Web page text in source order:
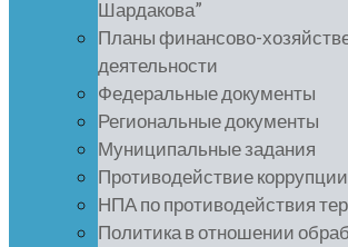
Шардакова”
Планы финансово-
деятельности
Федеральные документы
Региональные документы
Муниципальные задания
Противодействие коррупции
НПА по противодействия
Политика в отношении